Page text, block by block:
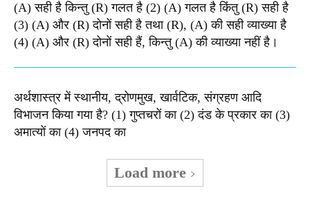
(A) सही है किन्तु (R) गलत है (2) (A) गलत है किंतु (R) सही है
(3) (A) और (R) दोनों सही है तथा (R), (A) की सही व्याख्या है
(4) (A) और (R) दोनों सही हैं, किन्तु (A) की व्याख्या नहीं है।
अर्थशास्त्र में स्थानीय, द्रोणमुख, खार्वटिक, संग्रहण आदि
विभाजन किया गया है? (1) गुप्तचरों का (2) दंड के प्रकार का (3)
अमात्यों का (4) जनपद का
Load more